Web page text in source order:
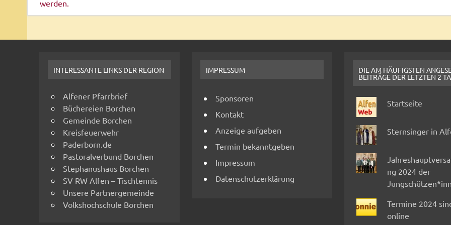
werden.
INTERESSANTE LINKS DER REGION
Alfener Pfarrbrief
Büchereien Borchen
Gemeinde Borchen
Kreisfeuerwehr
Paderborn.de
Pastoralverbund Borchen
Stephanushaus Borchen
SV RW Alfen – Tischtennis
Unsere Partnergemeinde
Volkshochschule Borchen
IMPRESSUM
Sponsoren
Kontakt
Anzeige aufgeben
Termin bekanntgeben
Impressum
Datenschutzerklärung
DIE AM HÄUFIGSTEN
BEITRÄGE DER LETZTEN 2
Startseite
Sternsinger in
ng 2024 der
Termine 2024
online